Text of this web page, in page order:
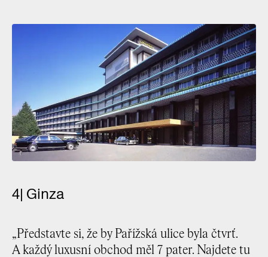
4| Ginza
„Představte si, že by Pařížská ulice byla čtvrť.
A každý luxusní obchod měl 7 pater. Najdete tu